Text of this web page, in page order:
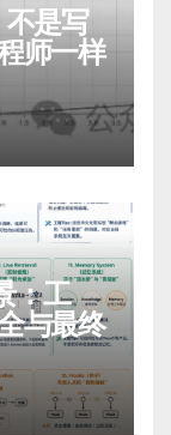
是写
师一样
：工
与最终